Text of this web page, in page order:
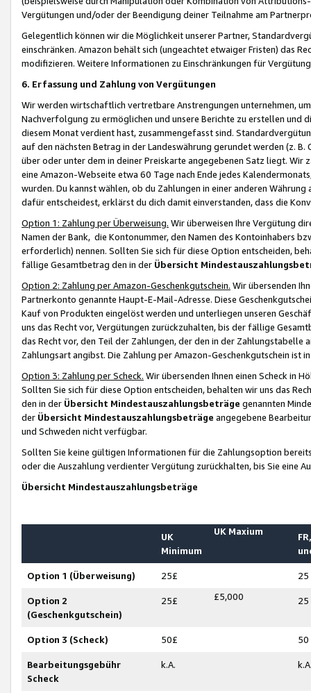
Vergütungen und/oder der Beendigung deiner Teilnahme am
Gelegentlich können wir die Möglichkeit unserer Partner,
einschränken. Amazon behält sich (ungeachtet etwaiger Fristen) das
modifizieren. Weitere Informationen zu Einschränkungen für
6. Erfassung und Zahlung von Vergütungen
Wir werden wirtschaftlich vertretbare Anstrengungen unternehmen,
Nachverfolgung zu ermöglichen und unsere Berichte zu erstellen und
diesem Monat verdient hast, zusammengefasst sind.
auf den nächsten Betrag in der Landeswährung gerundet werden (z.
über oder unter dem in deiner Preiskarte angegebenen Satz liegt.
eine Amazon-Webseite etwa 60 Tage nach Ende jedes
wurden. Du kannst wählen, ob du Zahlungen in einer anderen
dafür entscheidest, erklärst du dich damit einverstanden, dass die
Option 1: Zahlung per Überweisung. Wir überweisen Ihre Vergütung
Namen der Bank, die Kontonummer, den Namen des Kontoinhabers
erforderlich) nennen. Sollten Sie sich für diese Option entscheiden,
fällige Gesamtbetrag den in der Übersicht
Option 2: Zahlung per Amazon-Geschenkgutschein. Wir übersenden
Partnerkonto genannte Haupt-E-Mail-Adresse. Diese
Kauf von Produkten eingelöst werden und unterliegen unseren
uns das Recht vor, Vergütungen zurückzuhalten, bis der fällige
das Recht vor, den Teil der Zahlungen, der den in der
Zahlungsart angibst. Die Zahlung per Amazon-Geschenkgutschein ist
Option 3: Zahlung per Scheck. Wir übersenden Ihnen einen Scheck in
Sollten Sie sich für diese Option entscheiden, behalten wir uns das
den in der Übersicht Mindestauszahlungsbeträge genannten
der Übersicht Mindestauszahlungsbeträge angegebene
und Schweden nicht verfügbar.
Sollten Sie keine gültigen Informationen für die Zahlungsoption
oder die Auszahlung verdienter Vergütung zurückhalten, bis Sie
Übersicht Mindestauszahlungsbeträge
UK
Minimum
UK Maxium
Option 1 (Überweisung) 25£ 25
Option 2
(Geschenkgutschein)
25£ £5,000 25
Option 3 (Scheck) 50£ 50
Bearbeitungsgebühr
Scheck
k.A.